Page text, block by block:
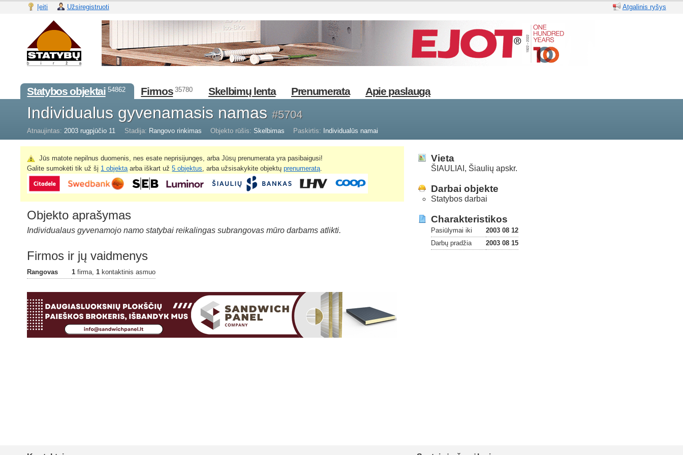
Įeiti Užsiregistruoti Atgalinis ryšys
Statybos objektai 54862 Firmos 35780 Skelbimų lenta Prenumerata Apie paslaugą
Individualus gyvenamasis namas#5704
Atnaujintas: 2003 rugpjūčio 11 Stadija: Rangovo rinkimas Objekto rūšis: Skelbimas Paskirtis: Individualūs namai
Jūs matote nepilnus duomenis, nes esate neprisijungęs, arba Jūsų prenumerata yra pasibaigusi!
Galite sumokėti tik už šį 1 objektą arba iškart už5 objektus , arba užsisakykite objektųprenumeratą
Objekto aprašymas
Individualaus gyvenamojo namo statybai reikalingas subrangovas mūro darbams atlikti.
Firmos ir jų vaidmenys
Rangovas 1 firma, 1 kontaktinis asmuo
Vieta
ŠIAULIAI, Šiaulių apskr.
Darbai objekte
Statybos darbai
Charakteristikos
Pasiūlymai iki
2003 08 12
Darbų pradžia
2003 08 15